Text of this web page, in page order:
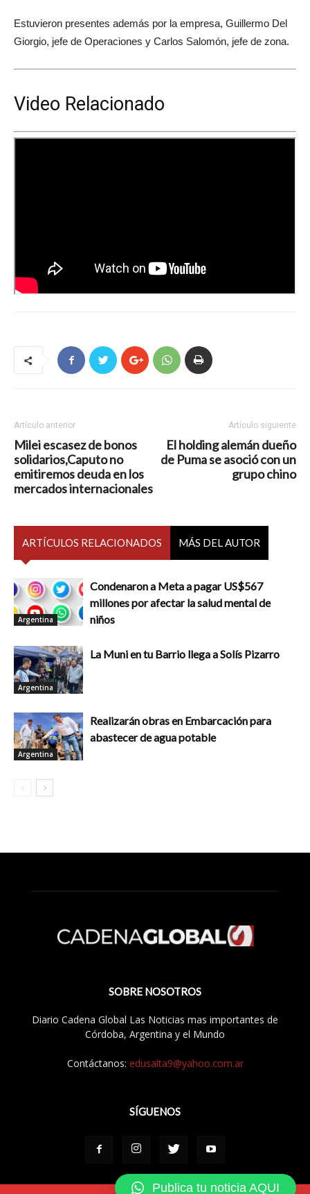
Estuvieron presentes además por la empresa, Guillermo Del
Giorgio, jefe de Operaciones y Carlos Salomón, jefe de zona.
Video Relacionado
Artículo anterior
Milei escasez de bonos
solidarios,Caputo no
emitiremos deuda en los
mercados internacionales
Artículo siguiente
El holding alemán dueño
de Puma se asoció con un
grupo chino
ARTÍCULOS RELACIONADOS MÁS DEL AUTOR
Argentina
Condenaron a Meta a pagar US$567
millones por afectar la salud mental de
niños
Argentina
La Muni en tu Barrio llega a Solís Pizarro
Argentina
Realizarán obras en Embarcación para
abastecer de agua potable
SOBRE NOSOTROS
Diario Cadena Global Las Noticias mas importantes de
Córdoba, Argentina y el Mundo
Contáctanos: edusalta9@yahoo.com.ar
SÍGUENOS
Publica tu noticia AQUI